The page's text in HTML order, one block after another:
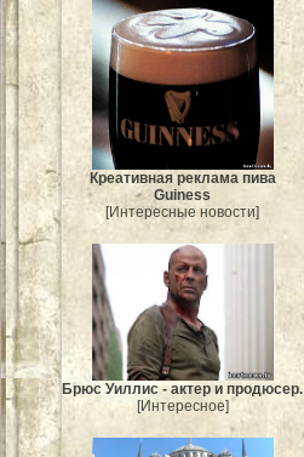
Креативная реклама пива
Guiness
[Интересные новости]
Брюс Уиллис - актер и продюсер.
[Интересное]